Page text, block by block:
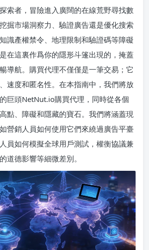
索者，冒險進入廣闊的在線荒野尋找數
市場洞察力、驗證廣告還是優化搜索
識產權禁令、地理限制和驗證碼等障礙
在這裏作爲你的隱形斗篷出現的，掩蓋
導航。購買代理不僅僅是一筆交易；它
速度和匿名性。在本指南中，我們將放
巨頭NetNut.io購買代理，同時從各個
點、障礙和隱藏的寶石。我們將涵蓋現
營銷人員如何使用它們來繞過廣告平臺
員如何模擬全球用戶測試，權衡協議兼
道德影響等細微差別。